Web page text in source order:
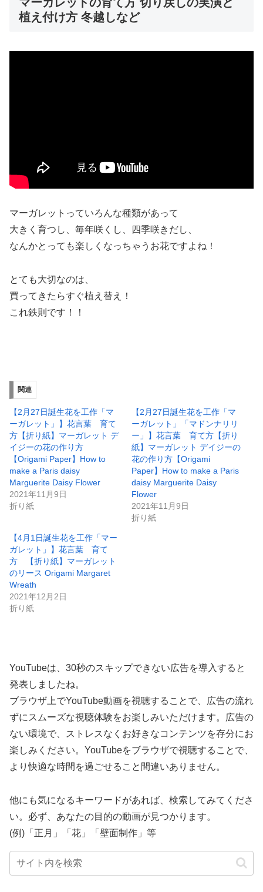
植え付け方 冬越しなど
マーガレットっていろんな種類があって
大きく育つし、毎年咲くし、四季咲きだし、
なんかとっても楽しくなっちゃうお花ですよね！
とても大切なのは、
買ってきたらすぐ植え替え！
これ鉄則です！！
関連
【2月27日誕生花を工作「マ
ーガレット」】花言葉 育て
方【折り紙】マーガレット デ
イジーの花の作り方
【Origami Paper】How to
make a Paris daisy
Marguerite Daisy Flower
2021年11月9日
折り紙
【2月27日誕生花を工作「マ
ーガレット」「マドンナリリ
ー」】花言葉 育て方【折り
紙】マーガレット デイジーの
花の作り方【Origami
Paper】How to make a Paris
daisy Marguerite Daisy
Flower
2021年11月9日
折り紙
【4月1日誕生花を工作「マー
ガレット」】花言葉 育て
方 【折り紙】マーガレット
のリース Origami Margaret
Wreath
2021年12月2日
折り紙
YouTubeは、30秒のスキップできない広告を導入すると
発表しましたね。
ブラウザ上でYouTube動画を視聴することで、広告の流れ
ずにスムーズな視聴体験をお楽しみいただけます。広告の
ない環境で、ストレスなくお好きなコンテンツを存分にお
楽しみください。YouTubeをブラウザで視聴することで、
より快適な時間を過ごせること間違いありません。
他にも気になるキーワードがあれば、検索してみてくださ
い。必ず、あなたの目的の動画が見つかります。
(例)「正月」「花」「壁面制作」等